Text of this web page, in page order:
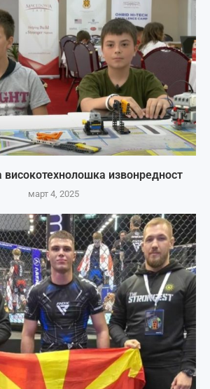
извонредност
март 4, 2025